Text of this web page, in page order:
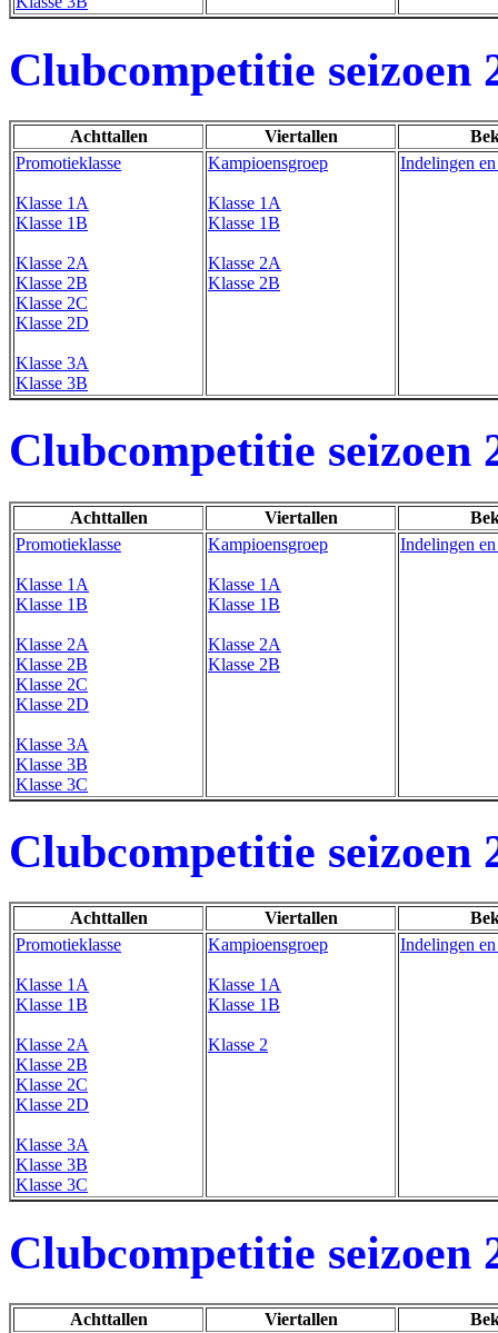
Clubcompetitie seizoen
Achttallen Viertallen
Promotieklasse
Klasse 1A
Klasse 1B
Klasse 2A
Klasse 2B
Klasse 2C
Klasse 2D
Klasse 3A
Klasse 3B
Kampioensgroep
Klasse 1A
Klasse 1B
Klasse 2A
Klasse 2B
Indelingen
Clubcompetitie seizoen
Achttallen Viertallen
Promotieklasse
Klasse 1A
Klasse 1B
Klasse 2A
Klasse 2B
Klasse 2C
Klasse 2D
Klasse 3A
Klasse 3B
Klasse 3C
Kampioensgroep
Klasse 1A
Klasse 1B
Klasse 2A
Klasse 2B
Indelingen
Clubcompetitie seizoen
Achttallen Viertallen
Promotieklasse
Klasse 1A
Klasse 1B
Klasse 2A
Klasse 2B
Klasse 2C
Klasse 2D
Klasse 3A
Klasse 3B
Klasse 3C
Kampioensgroep
Klasse 1A
Klasse 1B
Klasse 2
Indelingen
Clubcompetitie seizoen
Achttallen Viertallen